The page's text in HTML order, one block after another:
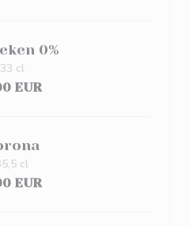
0%
EUR
33 cl
EUR
cl